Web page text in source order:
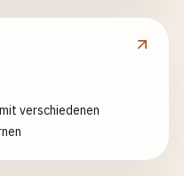
verschiedenen